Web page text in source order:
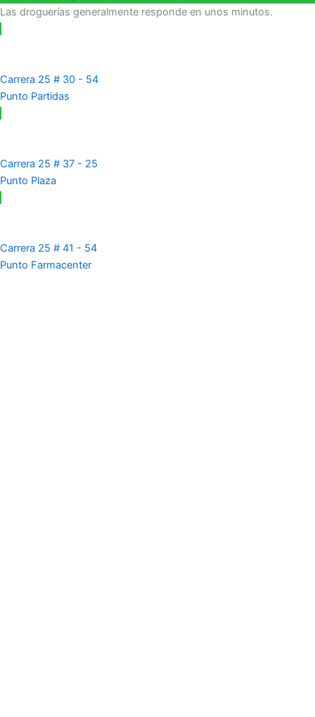
Las droguerías generalmente responde en unos minutos.
Carrera 25 # 30 - 54
Punto Partidas
Carrera 25 # 37 - 25
Punto Plaza
Carrera 25 # 41 - 54
Punto Farmacenter